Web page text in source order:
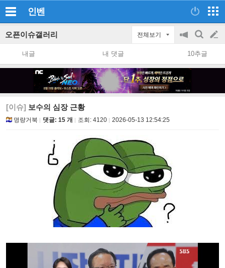
인벤
오픈이슈갤러리 전체보기
공
지
on/off
검
색
글
쓰
내글 내 댓글 10추글
[이슈] 보수의 심장 근황
명량거북 댓글: 15 개 조회: 4120 2026-05-13 12:54:25